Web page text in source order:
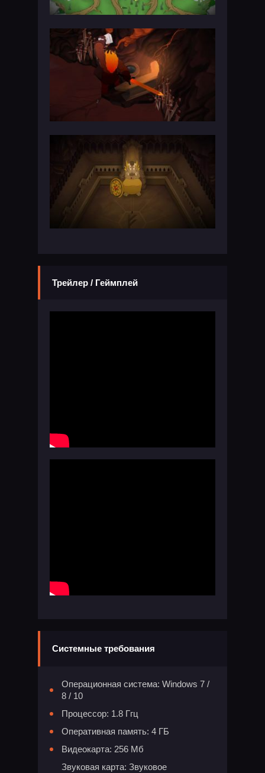
Трейлер / Геймплей
Системные требования
Операционная система: Windows 7 /
8 / 10
Процессор: 1.8 Ггц
Оперативная память: 4 ГБ
Видеокарта: 256 Мб
Звуковая карта: Звуковое